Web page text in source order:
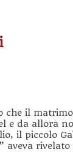
che il
e da allora
il piccolo
aveva rivelato